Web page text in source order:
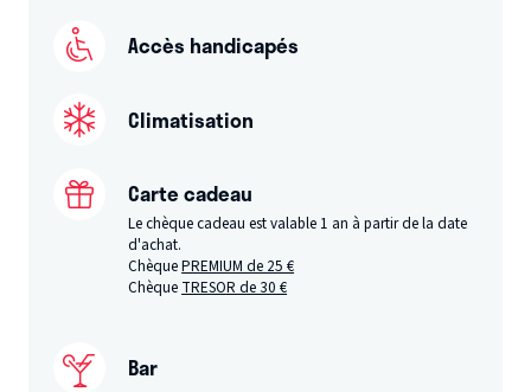
Accès handicapés
Climatisation
Carte cadeau
Le chèque cadeau est valable 1 an à partir de la date
d'achat.
ChèquePREMIUM de 25 €
Chèque TRESOR de 30 €
Bar